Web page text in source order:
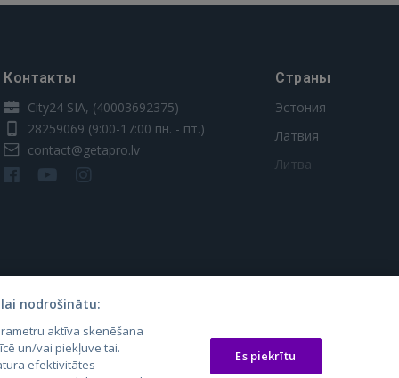
Контакты
City24 SIA, (40003692375)
28259069 (9:00-17:00 пн. - пт.)
contact@getapro.lv
Страны
Эстония
Латвия
Литва
auto24.ee
KV.ee
Osta.ee
KuldneBörs.ee
nodrošinātu:
aktīva skenēšana
un/vai piekļuve tai.
efektivitātes
Es piekrītu